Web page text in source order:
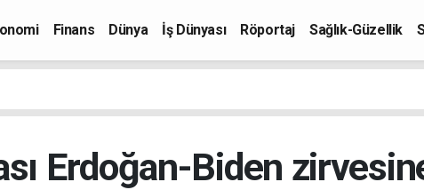
Finans Dünya İş Dünyası Röportaj Sağlık-Güzellik
Erdoğan-Biden